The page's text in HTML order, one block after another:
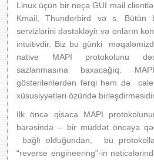
Linux üçün bir neçə GUI mail
Kmail, Thunderbird və s. Bütün
servizlərini dəstəkləyir və onların
intuitivdir. Biz bu günki
native MAPİ protokolunu
sazlanmasına baxacağıq.
göstərilənlərdən fərqi həm də
xüsusiyyətləri özündə
Ilk öncə qisaca MAPI
barəsində – bir müddət öncəyə
bağlı olduğundan, bu
“reverse engineering”-in